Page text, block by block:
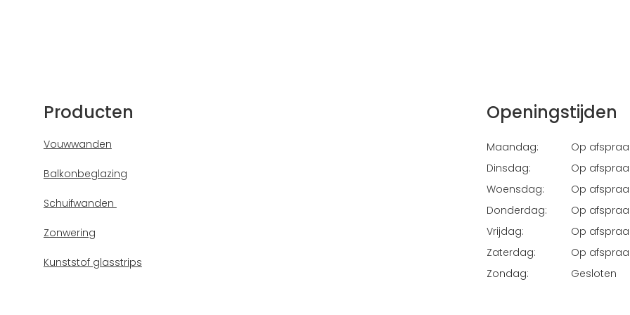
Producten
Vouwwanden
Balkonbeglazing
Schuifwanden
Zonwering
Kunststof glasstrips
Openingstijden
Maandag:
Op
Dinsdag:
Op
Woensdag:
Op
Donderdag:
Op
Vrijdag:
Op
Zaterdag:
Op
Zondag:
Gesloten